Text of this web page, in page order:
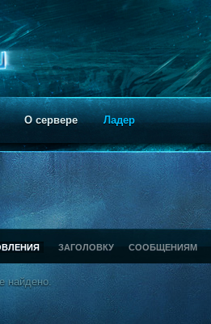
О сервере Ладер
ЗАГОЛОВКУ СООБЩЕНИЯМ
найдено.